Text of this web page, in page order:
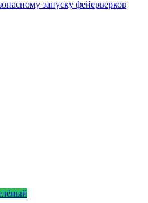
запуску фейерверков